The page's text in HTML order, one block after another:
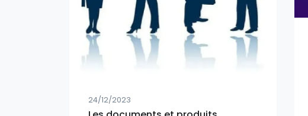
24/12/2023